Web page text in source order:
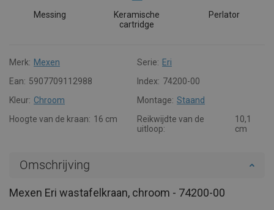
Messing
Keramische
cartridge
Perlator
Merk: Mexen Serie: Eri
Ean: 5907709112988 Index: 74200-00
Kleur: Chroom Montage: Staand
Hoogte van de kraan: 16 cm
Reikwijdte van de
uitloop:
10,1
cm
Omschrijving
Mexen Eri wastafelkraan, chroom - 74200-00